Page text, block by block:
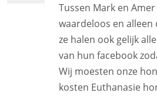
Tussen Mark en
waardeloos en
ze halen ook gelijk
van hun facebook
Wij moesten onze
kosten Euthanasie